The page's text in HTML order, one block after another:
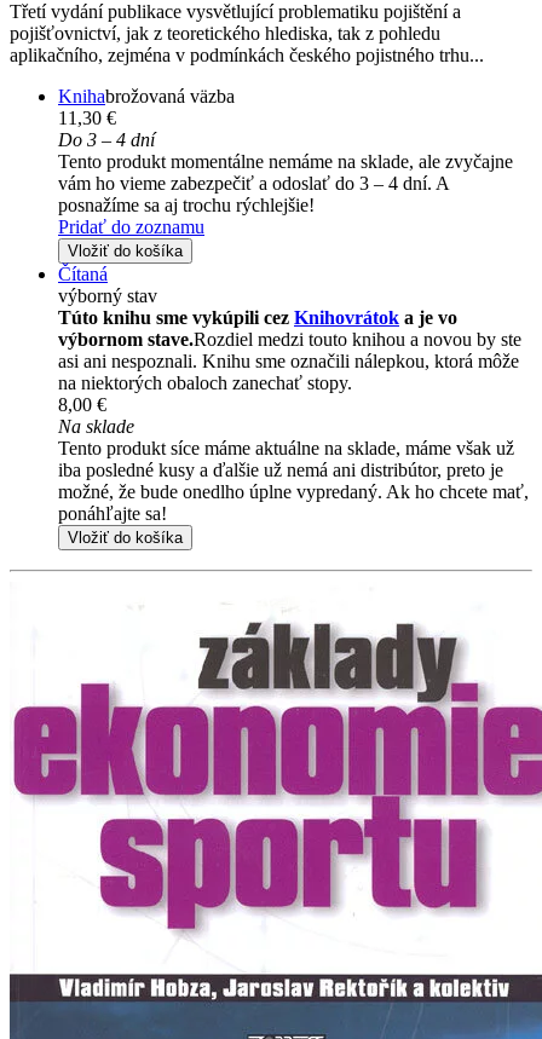
Třetí vydání publikace vysvětlující problematiku pojištění a
pojišťovnictví, jak z teoretického hlediska, tak z pohledu
aplikačního, zejména v podmínkách českého pojistného trhu...
Knihabrožovaná väzba
11,30 €
Do 3 – 4 dní
Tento produkt momentálne nemáme na sklade, ale zvyčajne
vám ho vieme zabezpečiť a odoslať do 3 – 4 dní. A
posnažíme sa aj trochu rýchlejšie!
Pridať do zoznamu
Vložiť do košíka
Čítaná
výborný stav
Túto knihu sme vykúpili cez Knihovrátok a je vo
výbornom stave.Rozdiel medzi touto knihou a novou by ste
asi ani nespoznali. Knihu sme označili nálepkou, ktorá môže
na niektorých obaloch zanechať stopy.
8,00 €
Na sklade
Tento produkt síce máme aktuálne na sklade, máme však už
iba posledné kusy a ďalšie už nemá ani distribútor, preto je
možné, že bude onedlho úplne vypredaný. Ak ho chcete mať,
ponáhľajte sa!
Vložiť do košíka